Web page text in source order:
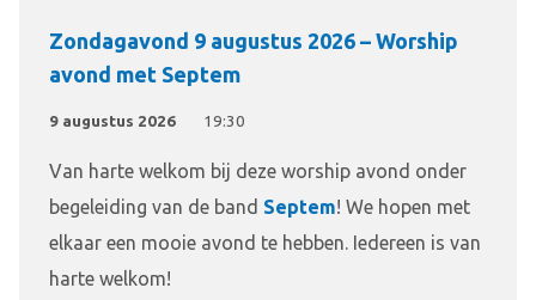
Zondagavond 9 augustus 2026 – Worship
avond met Septem
9 augustus 2026 19:30
Van harte welkom bij deze worship avond onder
begeleiding van de band Septem! We hopen met
elkaar een mooie avond te hebben. Iedereen is van
harte welkom!